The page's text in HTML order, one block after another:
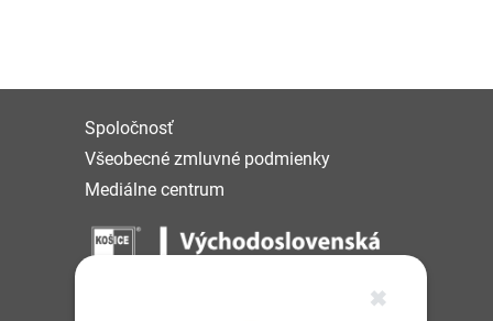
Spoločnosť
Všeobecné zmluvné podmienky
Mediálne centrum
✖